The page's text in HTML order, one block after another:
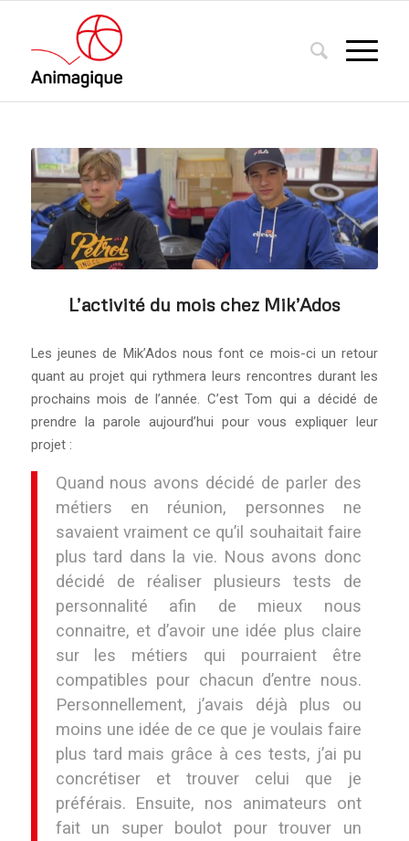
L’activité du mois chez Mik’Ados
Les jeunes de Mik’Ados nous font ce mois-ci un retour
quant au projet qui rythmera leurs rencontres durant les
prochains mois de l’année. C’est Tom qui a décidé de
prendre la parole aujourd’hui pour vous expliquer leur
projet :
Quand nous avons décidé de parler des
métiers en réunion, personnes ne
savaient vraiment ce qu’il souhaitait faire
plus tard dans la vie. Nous avons donc
décidé de réaliser plusieurs tests de
personnalité afin de mieux nous
connaitre, et d’avoir une idée plus claire
sur les métiers qui pourraient être
compatibles pour chacun d’entre nous.
Personnellement, j’avais déjà plus ou
moins une idée de ce que je voulais faire
plus tard mais grâce à ces tests, j’ai pu
concrétiser et trouver celui que je
préférais. Ensuite, nos animateurs ont
fait un super boulot pour trouver un